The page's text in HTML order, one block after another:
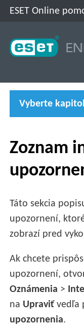
ESET Online
Vyberte
Zoznam
Táto sekcia
upozornení,
zobrazí pred
Ak chcete
upozornení,
Oznámenia >
na Upraviť vedľa
upozornenia.